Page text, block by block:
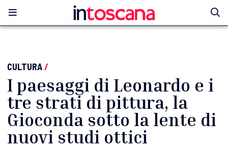
CULTURA/
I paesaggi di Leonardo e i
tre strati di pittura, la
Gioconda sotto la lente di
nuovi studi ottici